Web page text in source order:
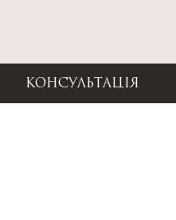
КОНСУЛЬТАЦІЯ